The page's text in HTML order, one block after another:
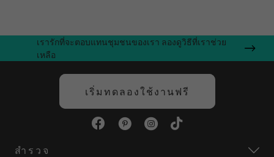
เรารักที่จะตอบแทนชุมชนของเรา ลองดูวิธีที่เราช่วย
เหลือ
เริ่มทดลองใช้งานฟรี
สำรวจ